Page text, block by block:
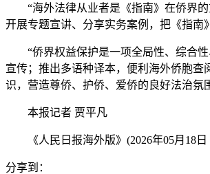
“海外法律从业者是《指南》在侨界的
开展专题宣讲、分享实务案例，把《指南
“侨界权益保护是一项全局性、综合性
宣传；推出多语种译本，便利海外侨胞
识，营造尊侨、护侨、爱侨的良好法治氛
本报记者 贾平凡
《人民日报海外版》(2026年05月18日
分享到：